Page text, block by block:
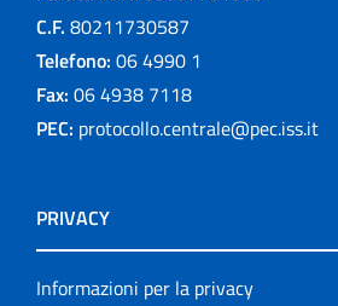
C.F. 80211730587
Telefono: 06 4990 1
Fax: 06 4938 7118
PEC: protocollo.centrale@pec.iss.it
PRIVACY
Informazioni per la privacy